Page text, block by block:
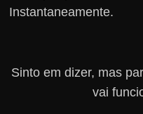
Instantaneamente.
Sinto em dizer, mas
vai